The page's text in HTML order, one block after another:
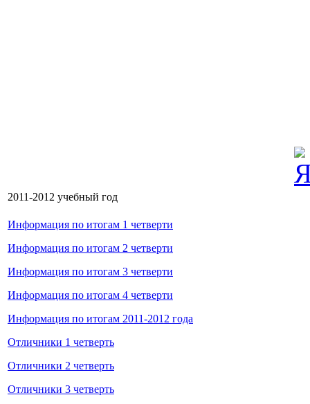
2011-2012 учебный год
Информация по итогам 1 четверти
Информация по итогам 2 четверти
Информация по итогам 3 четверти
Информация по итогам 4 четверти
Информация по итогам 2011-2012 года
Отличники 1 четверть
Отличники 2 четверть
Отличники 3 четверть